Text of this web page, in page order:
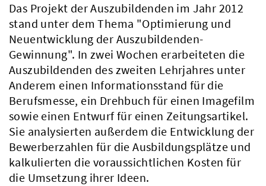
Aktuelles
Das Projekt der Auszubildenden im Jahr 2012
stand unter dem Thema "Optimierung und
Neuentwicklung der Auszubildenden-
Gewinnung". In zwei Wochen erarbeiteten die
Auszubildenden des zweiten Lehrjahres unter
Anderem einen Informationsstand für die
Berufsmesse, ein Drehbuch für einen Imagefilm
sowie einen Entwurf für einen Zeitungsartikel.
Sie analysierten außerdem die Entwicklung der
Bewerberzahlen für die Ausbildungsplätze und
kalkulierten die voraussichtlichen Kosten für
die Umsetzung ihrer Ideen.